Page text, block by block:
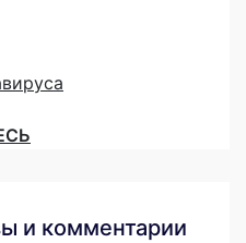
и комментарии